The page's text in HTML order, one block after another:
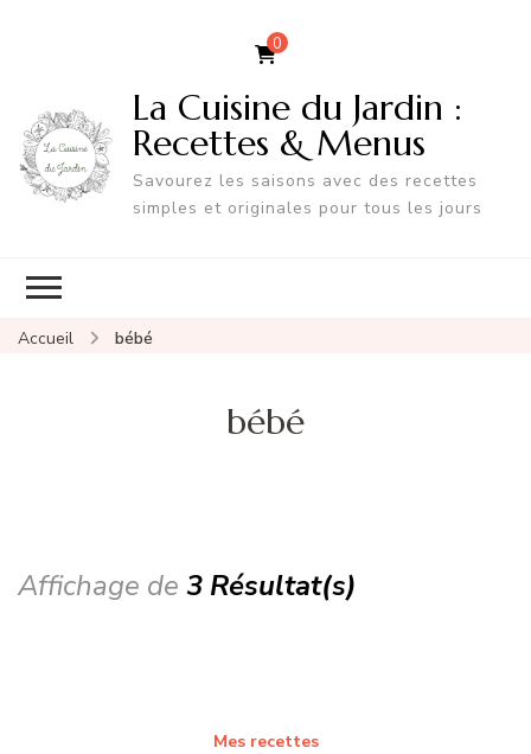
0
La Cuisine du Jardin :
Recettes & Menus
Savourez les saisons avec des recettes
simples et originales pour tous les jours
Accueil bébé
bébé
Affichage de 3 Résultat(s)
Mes recettes